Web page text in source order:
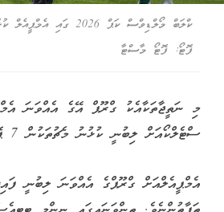
ކްލަބް މޯލްޑިވްސް ކަޕް
ފޮޓޯ: ފޮޓޯ މާސްޓާ
މި ނަތީޖާތަކާއެކު ގްރޫޕް އޭގެ އެއްވަނަ
ސްޓެލްކޯއަށް ލިބުނީ ކުޅުނު މެޗުތަކުން 7 ޕޮއިންޓް ހޯދައިގެންނެވެ.
އެމްޕީއެލްއަށް ގްރޫޕްގެ އެއްވަނަ ލިބުނީ